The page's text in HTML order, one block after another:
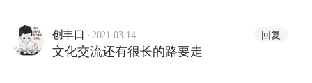
创丰口 · 2021-03-14 回复
文化交流还有很长的路要走